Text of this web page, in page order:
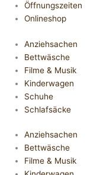
Öffnungszeiten
Onlineshop
Anziehsachen
Bettwäsche
Filme & Musik
Kinderwagen
Schuhe
Schlafsäcke
Anziehsachen
Bettwäsche
Filme & Musik